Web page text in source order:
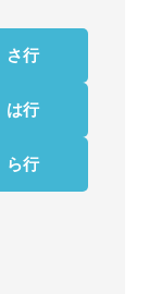
さ行
は行
ら行